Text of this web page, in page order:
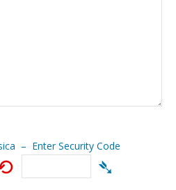
– Enter Security Code
➴